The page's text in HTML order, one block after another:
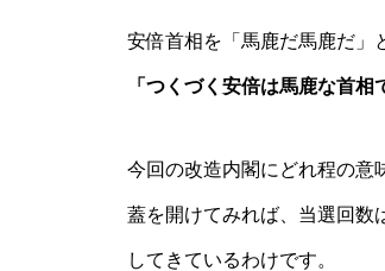
安倍首相を「馬鹿だ馬鹿だ」
「つくづく安倍は馬鹿な首相
今回の改造内閣にどれ程の意
蓋を開けてみれば、当選回数
してきているわけです。